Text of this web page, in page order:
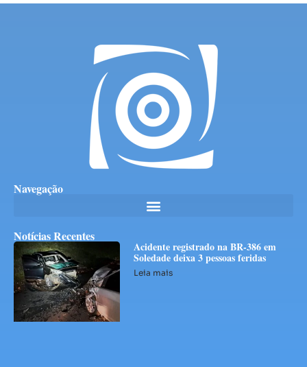
Navegação
Notícias Recentes
Acidente registrado na BR-386 em
Soledade deixa 3 pessoas feridas
Leia mais